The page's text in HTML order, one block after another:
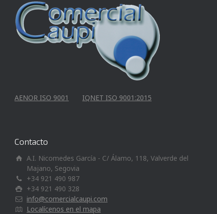
AENOR ISO 9001 IQNET ISO 9001:2015
Contacto
A.I. Nicomedes García - C/ Álamo, 118, Valverde del
Majano, Segovia
+34 921 490 987
+34 921 490 328
info@comercialcaupi.com
Localícenos en el mapa